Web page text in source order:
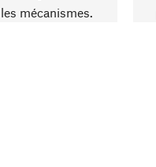
mécanismes.